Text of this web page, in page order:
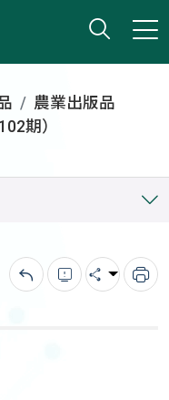
打開
小版
農業出版品
期）
回上一頁錯誤回報
分享 列